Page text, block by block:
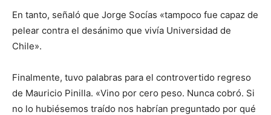
En tanto, señaló que Jorge Socías «tampoco fue capaz de
pelear contra el desánimo que vivía Universidad de
Chile».
Finalmente, tuvo palabras para el controvertido regreso
de Mauricio Pinilla. «Vino por cero peso. Nunca cobró. Si
no lo hubiésemos traído nos habrían preguntado por qué